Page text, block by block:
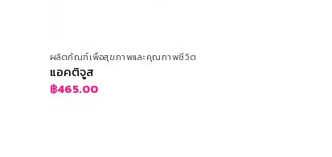
ผลิตภัณฑ์เพื่อสุขภาพและคุณภาพชีวิต
แอคติจูส
฿465.00